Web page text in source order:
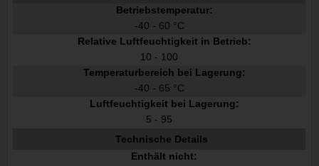
Betriebstemperatur:
-40 - 60 °C
Relative Luftfeuchtigkeit in Betrieb:
10 - 100
Temperaturbereich bei Lagerung:
-40 - 65 °C
Luftfeuchtigkeit bei Lagerung:
5 - 95
Technische Details
Enthält nicht: